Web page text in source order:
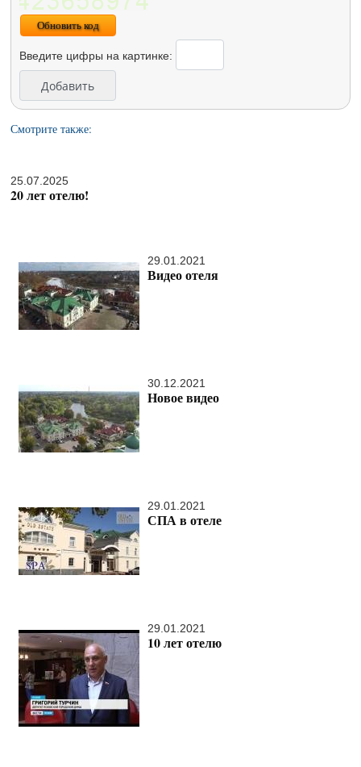
Обновить код
Введите цифры на картинке:
Смотрите также:
25.07.2025
20 лет отелю!
29.01.2021
Видео отеля
30.12.2021
Новое видео
29.01.2021
СПА в отеле
29.01.2021
10 лет отелю